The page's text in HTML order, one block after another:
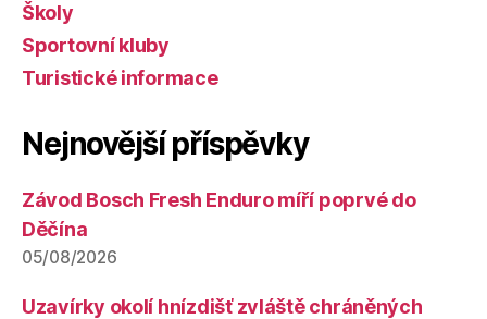
Školy
Sportovní kluby
Turistické informace
Nejnovější příspěvky
Závod Bosch Fresh Enduro míří poprvé do
Děčína
05/08/2026
Uzavírky okolí hnízdišť zvláště chráněných